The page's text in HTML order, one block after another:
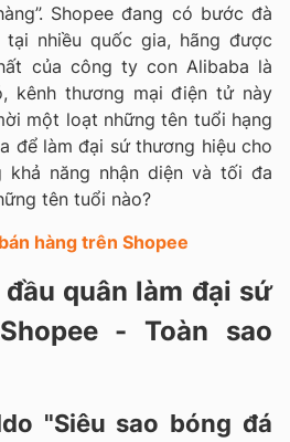
Shopee đang có bước đà
nhiều quốc gia, hãng được
của công ty con Alibaba là
kênh thương mại điện tử này
một loạt những tên tuổi hạng
để làm đại sứ thương hiệu cho
khả năng nhận diện và tối đa
tên tuổi nào?
hàng trên Shopee
quân làm đại sứ
- Toàn sao
"Siêu sao bóng đá